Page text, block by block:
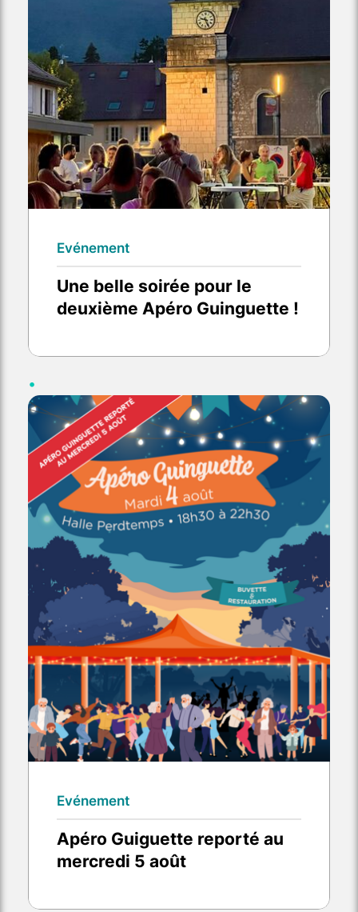
Evénement
Une belle soirée pour le
deuxième Apéro Guinguette !
Evénement
Apéro Guiguette reporté au
mercredi 5 août